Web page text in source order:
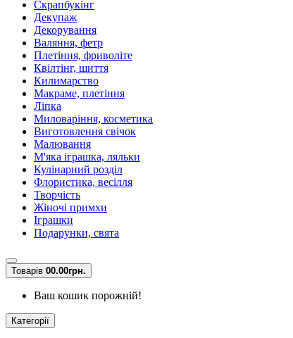
Скрапбукінг
Декупаж
Декорування
Валяння, фетр
Плетіння, фриволіте
Квілтінг, шиття
Килимарство
Макраме, плетіння
Ліпка
Миловаріння, косметика
Виготовлення свічок
Малювання
М'яка іграшка, ляльки
Кулінарний розділ
Флористика, весілля
Творчість
Жіночі примхи
Іграшки
Подарунки, свята
Товарів 00.00грн.
Ваш кошик порожній!
Категорії